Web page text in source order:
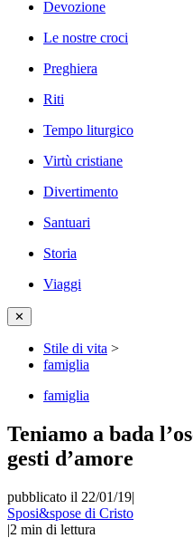
Devozione
Le nostre croci
Preghiera
Riti
Tempo liturgico
Virtù cristiane
Divertimento
Santuari
Storia
Viaggi
✕
Stile di vita >
famiglia
famiglia
Teniamo a bada
gesti d’amore
pubblicato il 22/01/19|
Sposi&spose di Cristo
|2 min di lettura